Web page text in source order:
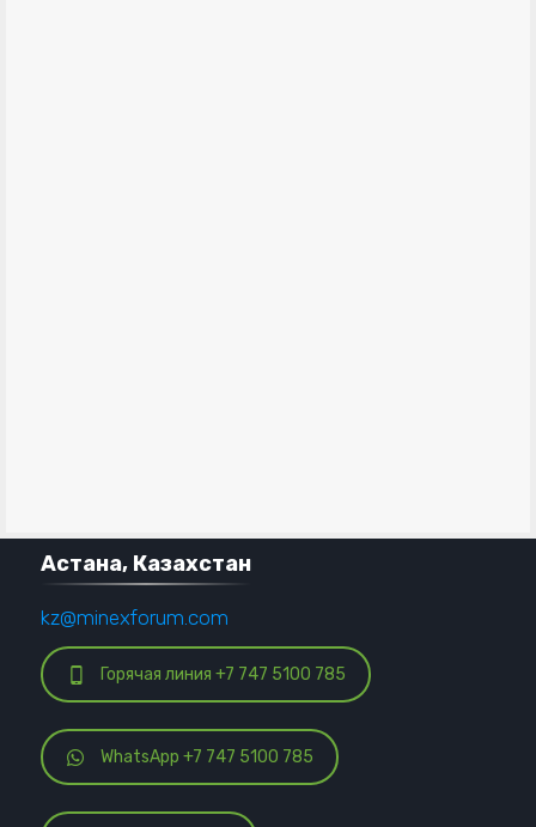
Астана, Казахстан
kz@minexforum.com
Горячая линия +7 747 5100 785
WhatsApp +7 747 5100 785